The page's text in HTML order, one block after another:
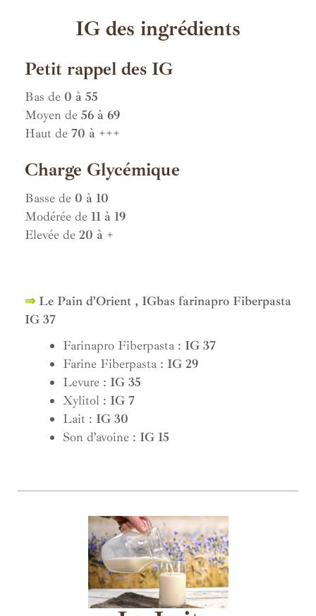
IG des ingrédients
Petit rappel des IG
Bas de 0 à 55
Moyen de 56 à 69
Haut de 70 à +++
Charge Glycémique
Basse de 0 à 10
Modérée de 11 à 19
Elevée de 20 à +
⇒ Le Pain d’Orient , IGbas farinapro Fiberpasta
IG 37
Farinapro Fiberpasta : IG 37
Farine Fiberpasta : IG 29
Levure : IG 35
Xylitol : IG 7
Lait : IG 30
Son d’avoine : IG 15